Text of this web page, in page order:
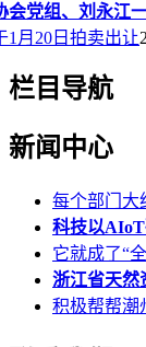
会党组、刘永江
1月20日拍卖出让
栏目导航
新闻中心
每个部门大
科技以
它就成了“
浙江省天然
积极帮帮潮